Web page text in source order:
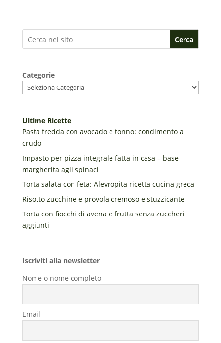
Cerca
Categorie
Ultime Ricette
Pasta fredda con avocado e tonno: condimento a
crudo
Impasto per pizza integrale fatta in casa – base
margherita agli spinaci
Torta salata con feta: Alevropita ricetta cucina greca
Risotto zucchine e provola cremoso e stuzzicante
Torta con fiocchi di avena e frutta senza zuccheri
aggiunti
Iscriviti alla newsletter
Nome o nome completo
Email